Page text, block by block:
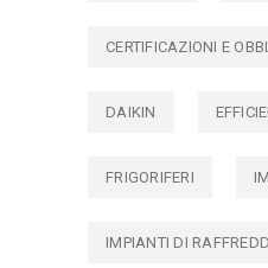
CERTIFICAZIONI E
DAIKIN
FRIGORIFERI
IMPIANTI DI